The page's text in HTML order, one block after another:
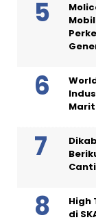
High
di